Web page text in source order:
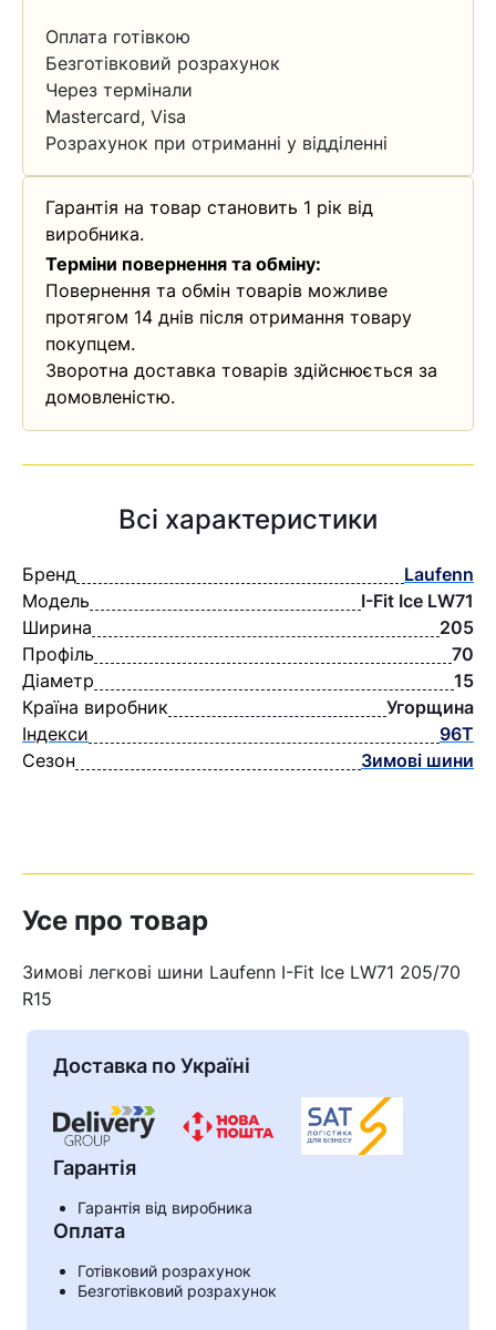
Кошик
У кошику немає товарів.
Оплата готівкою
Безготівковий розрахунок
Через термінали
Mastercard, Visa
Розрахунок при отриманні у відділенні
Гарантія на товар становить 1 рік від
виробника.
Терміни повернення та обміну:
Повернення та обмін товарів можливе
протягом 14 днів після отримання товару
покупцем.
Зворотна доставка товарів здійснюється за
домовленістю.
Всі характеристики
Бренд
Laufenn
Модель
I-Fit Ice LW71
Ширина
205
Профіль
70
Діаметр
15
Країна виробник
Угорщина
Індекси
96T
Сезон
Зимові шини
Усе про товар
Зимові легкові шини Laufenn I-Fit Ice LW71 205/70
R15
Доставка по Україні
Гарантія
Гарантія від виробника
Оплата
Готівковий розрахунок
Безготівковий розрахунок